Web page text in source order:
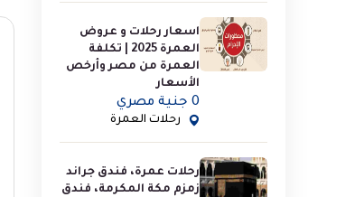
اسعار رحلات و عروض
العمرة 2025 | تكلفة
العمرة من مصر وأرخص
الأسعار
0 جنية مصري
رحلات العمرة
رحلات عمرة، فندق جراند
زمزم مكة المكرمة، فندق